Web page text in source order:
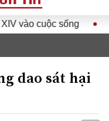
cuộc sống Hướng
dao sát hại